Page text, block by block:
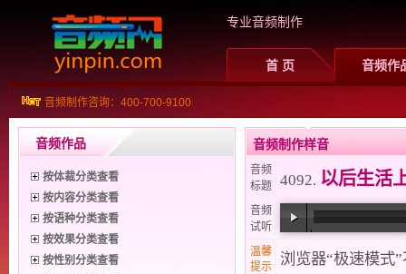
专业音频制作
首 页 音频作
音频制作咨询：400-700-9100
音频作品
按体裁分类查看
按内容分类查看
按语种分类查看
按效果分类查看
按性别分类查看
音频制作样音
音频
标题
4092. 以后生活
音频
试听
温馨
提示
浏览器“极速模式